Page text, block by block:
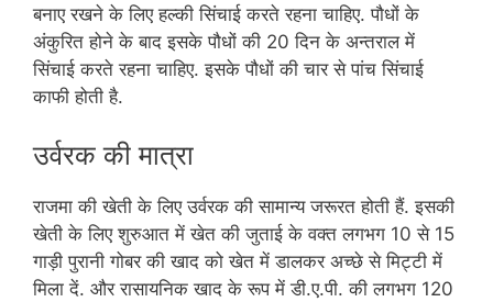
बनाए रखने के लिए हल्की सिंचाई करते रहना चाहिए. पौधों के
अंकुरित होने के बाद इसके पौधों की 20 दिन के अन्तराल में
सिंचाई करते रहना चाहिए. इसके पौधों की चार से पांच सिंचाई
काफी होती है.
उर्वरक की मात्रा
राजमा की खेती के लिए उर्वरक की सामान्य जरूरत होती हैं. इसकी
खेती के लिए शुरुआत में खेत की जुताई के वक्त लगभग 10 से 15
गाड़ी पुरानी गोबर की खाद को खेत में डालकर अच्छे से मिट्टी में
मिला दें. और रासायनिक खाद के रूप में डी.ए.पी. की लगभग 120